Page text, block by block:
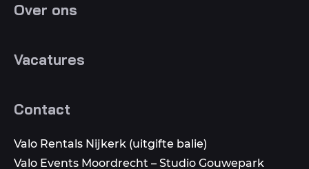
Over ons
Vacatures
Contact
Valo Rentals Nijkerk (uitgifte balie)
Valo Events Moordrecht – Studio Gouwepark